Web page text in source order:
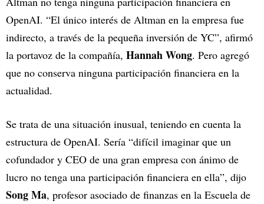
OpenAI. “El único interés de Altman en la empresa fue
indirecto, a través de la pequeña inversión de YC”, afirmó
la portavoz de la compañía, Hannah Wong. Pero agregó
que no conserva ninguna participación financiera en la
actualidad.
Se trata de una situación inusual, teniendo en cuenta la
estructura de OpenAI. Sería “difícil imaginar que un
cofundador y CEO de una gran empresa con ánimo de
lucro no tenga una participación financiera en ella”, dijo
Song Ma, profesor asociado de finanzas en la Escuela de